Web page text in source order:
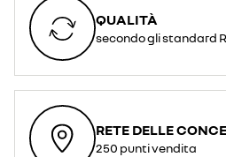
QUALITÀ
secondo gli standard
RETE DELLE
250 punti vendita